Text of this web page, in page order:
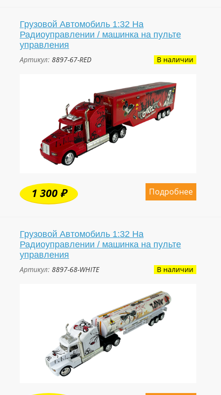
Грузовой Автомобиль 1:32 На
Радиоуправлении / машинка на пульте
управления
Артикул: 8897-67-RED В наличии
Подробнее
1 300 ₽
Грузовой Автомобиль 1:32 На
Радиоуправлении / машинка на пульте
управления
Артикул: 8897-68-WHITE В наличии